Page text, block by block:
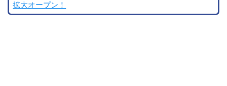
拡大オープン！